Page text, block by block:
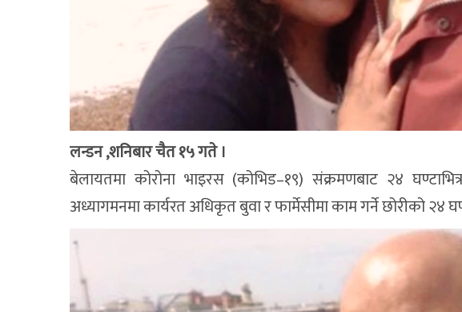
लन्डन ,शनिबार चैत १५ गते ।
बेलायतमा कोरोना भाइरस (कोभिड–१९) संक्रमणबाट २४
अध्यागमनमा कार्यरत अधिकृत बुवा र फार्मेसीमा काम गर्ने छोरीको २४